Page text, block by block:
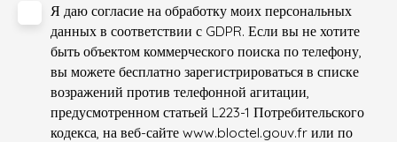
Я даю согласие на обработку моих персональных
данных в соответствии с GDPR. Если вы не хотите
быть объектом коммерческого поиска по телефону,
вы можете бесплатно зарегистрироваться в списке
возражений против телефонной агитации,
предусмотренном статьей L223-1 Потребительского
кодекса, на веб-сайте www.bloctel.gouv.fr или по